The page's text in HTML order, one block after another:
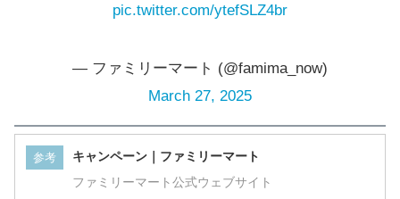
pic.twitter.com/ytefSLZ4br
— ファミリーマート (@famima_now)
March 27, 2025
参考 キャンペーン｜ファミリーマート
ファミリーマート公式ウェブサイト